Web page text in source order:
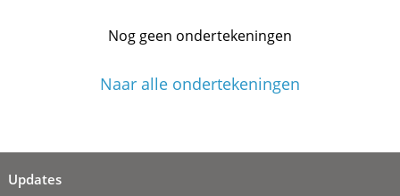
Nog geen ondertekeningen
Naar alle ondertekeningen
Updates